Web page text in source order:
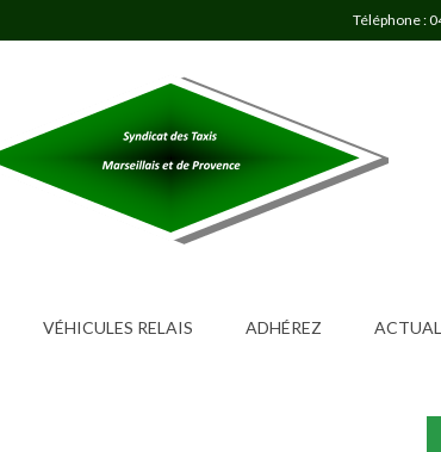
Téléphone :
VÉHICULES RELAIS ADHÉREZ